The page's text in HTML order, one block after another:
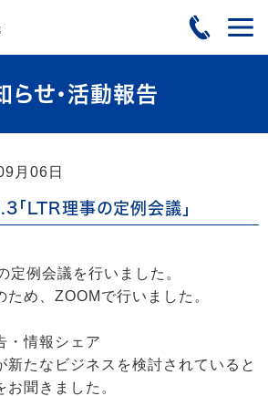
らせ・活動報告
月06日
LTR理事の定例会議」
定例会議を行いました。
め、ZOOMで行いました。
・情報シェア
たなビジネスを検討されていると
聞きました。